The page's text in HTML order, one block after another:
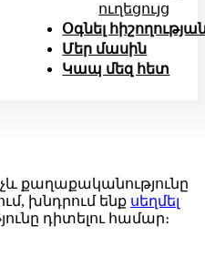
ուղեցույց
Օգնել
Մեր մասին
Կապ մեզ հետ
քաղաքականությունը
խնդրում ենք սեղմել
դիտելու համար։